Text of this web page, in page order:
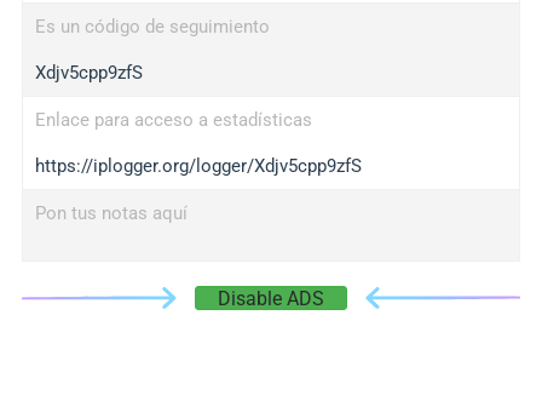
Es un código de seguimiento
Xdjv5cpp9zfS
Enlace para acceso a estadísticas
https://iplogger.org/logger/Xdjv5cpp9zfS
Pon tus notas aquí
Disable ADS